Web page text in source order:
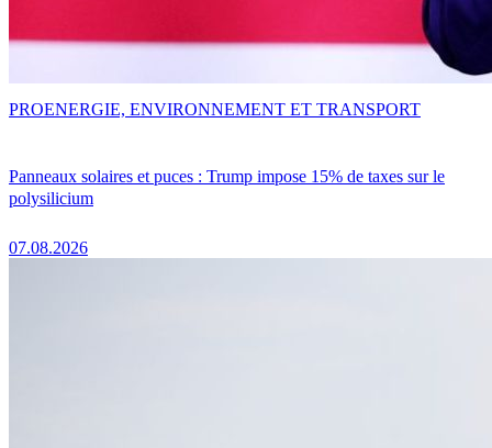
Panneaux solaires et puces : Trump impose 15% de taxes sur le
polysilicium
07.08.2026
PROENERGIE, ENVIRONNEMENT ET TRANSPORT